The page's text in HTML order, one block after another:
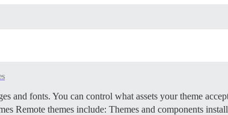
and fonts. You can control what assets your theme
Remote themes include: Themes and components